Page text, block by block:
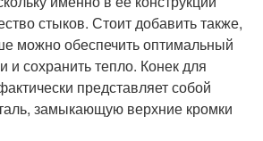
стыков. Стоит добавить также,
можно обеспечить оптимальный
и сохранить тепло. Конек для
представляет собой
замыкающую верхние кромки